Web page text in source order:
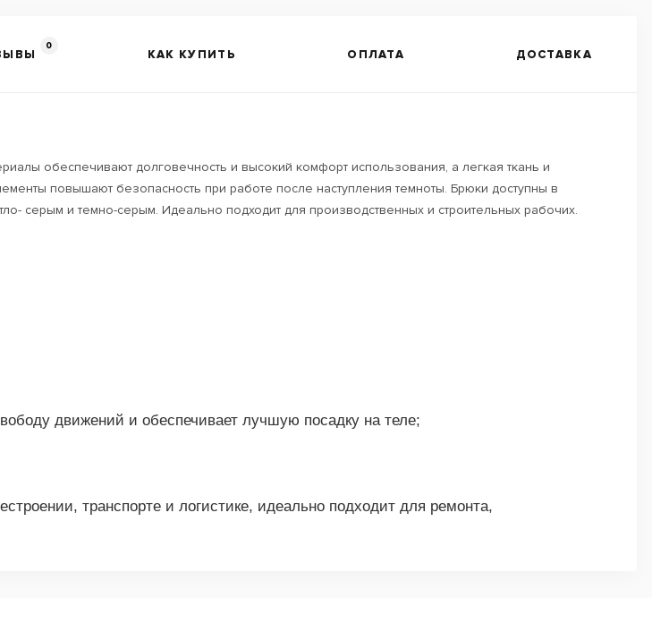
0
КАК КУПИТЬ ОПЛАТА ДОСТАВКА
обеспечивают долговечность и высокий комфорт использования, а легкая ткань и
повышают безопасность при работе после наступления темноты. Брюки доступны в
серым и темно-серым. Идеально подходит для производственных и строительных рабочих.
движений и обеспечивает лучшую посадку на теле;
транспорте и логистике, идеально подходит для ремонта,